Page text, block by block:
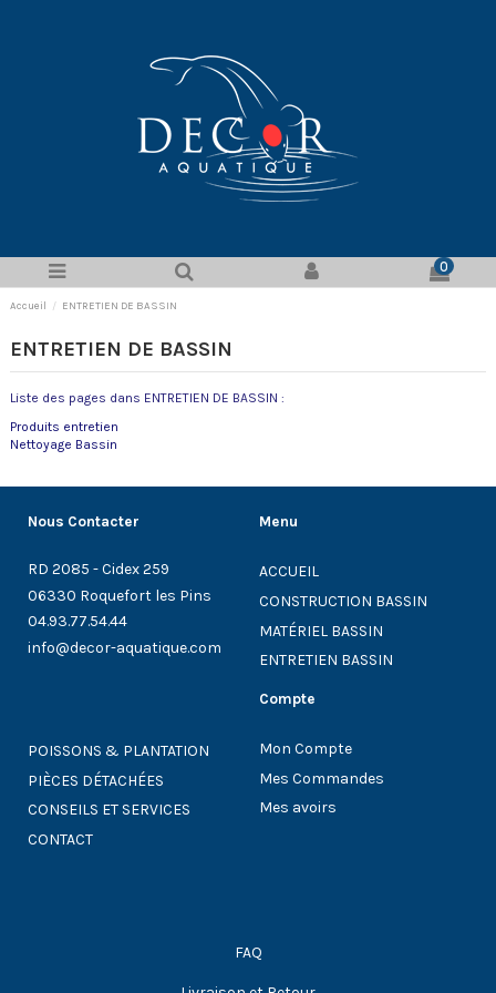
0
Accueil ENTRETIEN DE BASSIN
ENTRETIEN DE BASSIN
Liste des pages dans ENTRETIEN DE BASSIN :
Produits entretien
Nettoyage Bassin
Nous Contacter
RD 2085 - Cidex 259
06330 Roquefort les Pins
04.93.77.54.44
info@decor-aquatique.com
Menu
ACCUEIL
CONSTRUCTION BASSIN
MATÉRIEL BASSIN
ENTRETIEN BASSIN
POISSONS & PLANTATION
PIÈCES DÉTACHÉES
CONSEILS ET SERVICES
CONTACT
Compte
Mon Compte
Mes Commandes
Mes avoirs
FAQ